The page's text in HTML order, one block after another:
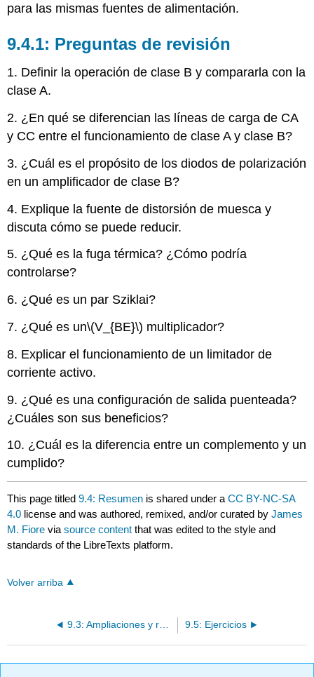
para las mismas fuentes de alimentación.
9.4.1: Preguntas de revisión
1. Definir la operación de clase B y compararla con la
clase A.
2. ¿En qué se diferencian las líneas de carga de CA
y CC entre el funcionamiento de clase A y clase B?
3. ¿Cuál es el propósito de los diodos de polarización
en un amplificador de clase B?
4. Explique la fuente de distorsión de muesca y
discuta cómo se puede reducir.
5. ¿Qué es la fuga térmica? ¿Cómo podría
controlarse?
6. ¿Qué es un par Sziklai?
7. ¿Qué es un\(V_{BE}\) multiplicador?
8. Explicar el funcionamiento de un limitador de
corriente activo.
9. ¿Qué es una configuración de salida puenteada?
¿Cuáles son sus beneficios?
10. ¿Cuál es la diferencia entre un complemento y un
cumplido?
This page titled9.4: Resumen is shared under aCC BY-NC-SA
4.0 license and was authored, remixed, and/or curated byJames
M. Fiore viasource content that was edited to the style and
standards of the LibreTexts platform.
Volver arriba
9.3: Ampliaciones y refinamientos 9.5: Ejercicios